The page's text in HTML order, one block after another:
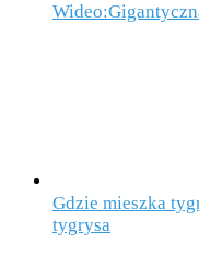
Gdzie mieszka
tygrysa